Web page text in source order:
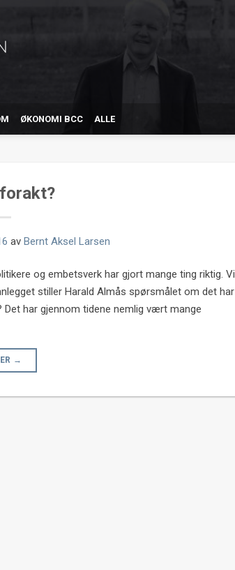
ØKONOMI BCC ALLE
av Bernt Aksel Larsen
og embetsverk har gjort mange ting riktig. Vi
stiller Harald Almås spørsmålet om det har
har gjennom tidene nemlig vært mange
→